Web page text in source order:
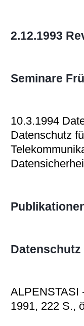
2.12.1993
Seminare
10.3.1994
Datenschutz
Datenschutz
ALPENSTASI
1991, 222 S.,